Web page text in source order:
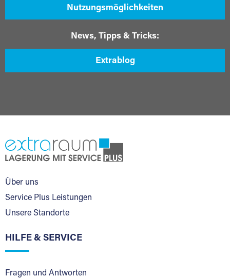
Nutzungsmöglichkeiten
News, Tipps & Tricks:
Extrablog
Über uns
Service Plus Leistungen
Unsere Standorte
HILFE & SERVICE
Fragen und Antworten